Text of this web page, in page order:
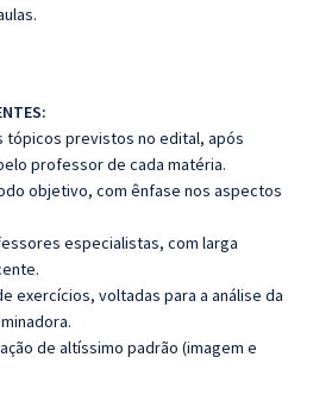
tópicos previstos no edital, após
professor de cada matéria.
objetivo, com ênfase nos aspectos
especialistas, com larga
exercícios, voltadas para a análise da
de altíssimo padrão (imagem e